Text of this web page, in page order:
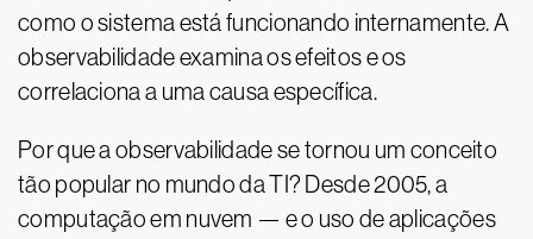
como o sistema está funcionando internamente. A
observabilidade examina os efeitos e os
correlaciona a uma causa específica.
Por que a observabilidade se tornou um conceito
tão popular no mundo da TI? Desde 2005, a
computação em nuvem — e o uso de aplicações